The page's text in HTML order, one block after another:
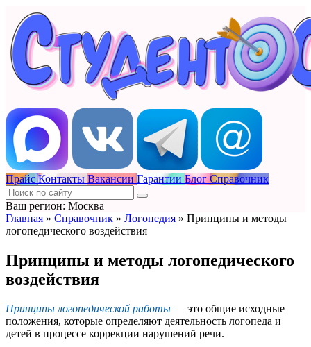
Прайс Контакты Вакансии Гарантии Блог Справочник
Ваш регион: Москва
Главная » Справочник » Логопедия » Принципы и методы
логопедического воздействия
Принципы и методы логопедического
воздействия
Принципы логопедической работы — это общие исходные
положения, которые определяют деятельность логопеда и
детей в процессе коррекции нарушений речи.